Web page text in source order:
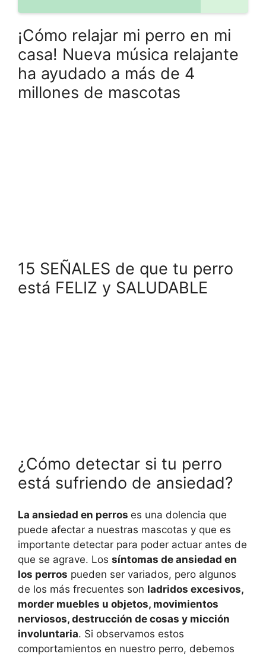
¡Cómo relajar mi perro en mi
casa! Nueva música relajante
ha ayudado a más de 4
millones de mascotas
15 SEÑALES de que tu perro
está FELIZ y SALUDABLE
¿Cómo detectar si tu perro
está sufriendo de ansiedad?
La ansiedad en perros es una dolencia que
puede afectar a nuestras mascotas y que es
importante detectar para poder actuar antes de
que se agrave. Los síntomas de ansiedad en
los perros pueden ser variados, pero algunos
de los más frecuentes son ladridos excesivos,
morder muebles u objetos, movimientos
nerviosos, destrucción de cosas y micción
involuntaria. Si observamos estos
comportamientos en nuestro perro, debemos